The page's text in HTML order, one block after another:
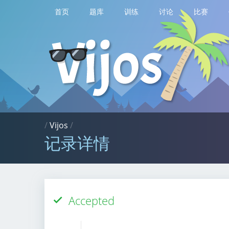
首页 题库 训练 讨论 比赛
/Vijos /
记录详情
Accepted